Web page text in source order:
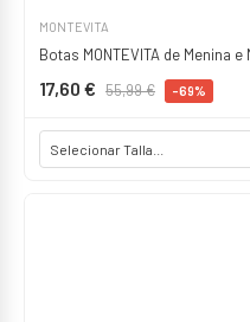
MONTEVITA
17,60 € 55,99 € -69%